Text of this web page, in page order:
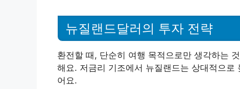
뉴질랜드달러의 투자 전략
환전할 때, 단순히 여행 목적으로만 생각하는
해요. 저금리 기조에서 뉴질랜드는 상대적으
어요.